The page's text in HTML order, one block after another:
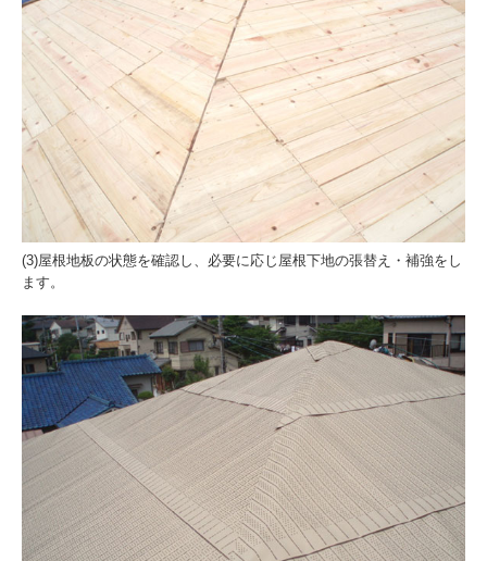
お客様の声
第三者賠償保険制度
屋根工事保証書
価格表
工事現場から
まごひち瓦版
孫七瓦の屋根ブログ
地域活動
求人募集
メディア紹介
(3)屋根地板の状態を確認し、必要に応じ屋根下地の張替え・補強をし
ます。